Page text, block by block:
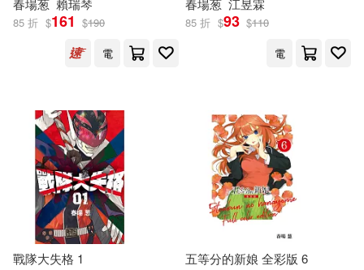
春場葱 賴瑞琴
85 折 $161 $190
電
春場葱 江昱霖
85 折 $93 $110
電
戰隊大失格 1
五等分的新娘 全彩版 6